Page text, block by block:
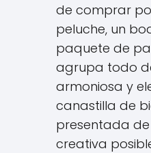
de comprar
peluche, un
paquete de
agrupa todo
armoniosa y
canastilla de
presentada
creativa